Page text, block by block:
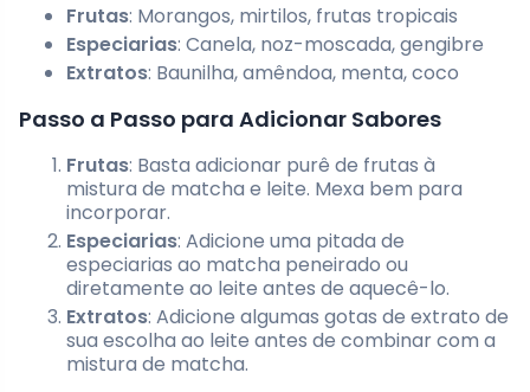
Frutas: Morangos, mirtilos, frutas tropicais
Especiarias: Canela, noz-moscada, gengibre
Extratos: Baunilha, amêndoa, menta, coco
Passo a Passo para Adicionar Sabores
Frutas: Basta adicionar purê de frutas à
mistura de matcha e leite. Mexa bem para
incorporar.
Especiarias: Adicione uma pitada de
especiarias ao matcha peneirado ou
diretamente ao leite antes de aquecê-lo.
Extratos: Adicione algumas gotas de extrato de
sua escolha ao leite antes de combinar com a
mistura de matcha.